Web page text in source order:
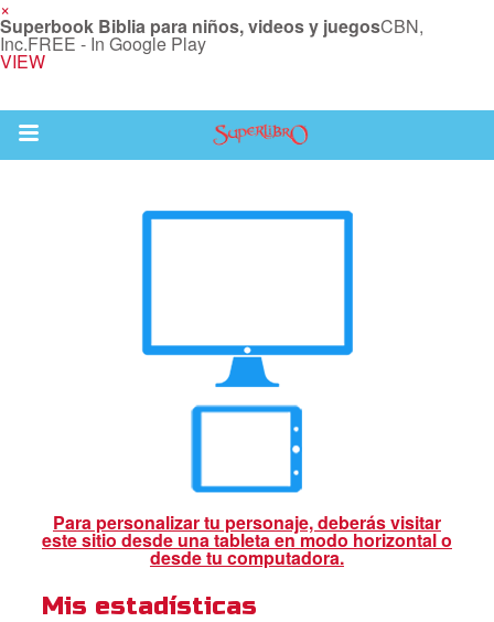
×
Superbook Biblia para niños, videos y juegosCBN,
Inc.FREE - In Google Play
VIEW
Return to Content
de Familia:
Para personalizar tu personaje, deberás visitar
este sitio desde una tableta en modo horizontal o
desde tu computadora.
Mis estadísticas